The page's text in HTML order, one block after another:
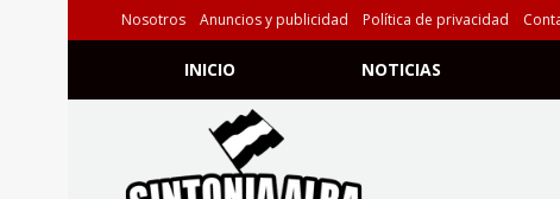
Nosotros Anuncios y publicidad Política de privacidad
INICIO NOTICIAS